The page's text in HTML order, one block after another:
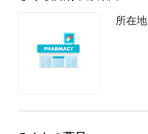
所在地